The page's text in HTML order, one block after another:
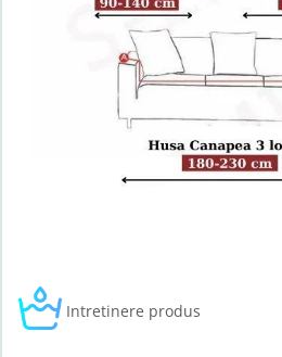
Intretinere produs